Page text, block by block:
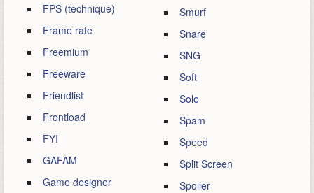
FPS (technique)
Frame rate
Freemium
Freeware
Friendlist
Frontload
FYI
GAFAM
Game designer
Smurf
Snare
SNG
Soft
Solo
Spam
Speed
Split Screen
Spoiler